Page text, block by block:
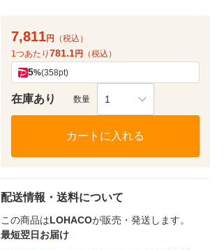
7,811円
（税込）
1つあたり 781.1円 （税込）
5%(358pt)
在庫あり 数量 1
カートに入れる
配送情報・送料について
この商品はLOHACOが販売・発送します。
最短翌日お届け